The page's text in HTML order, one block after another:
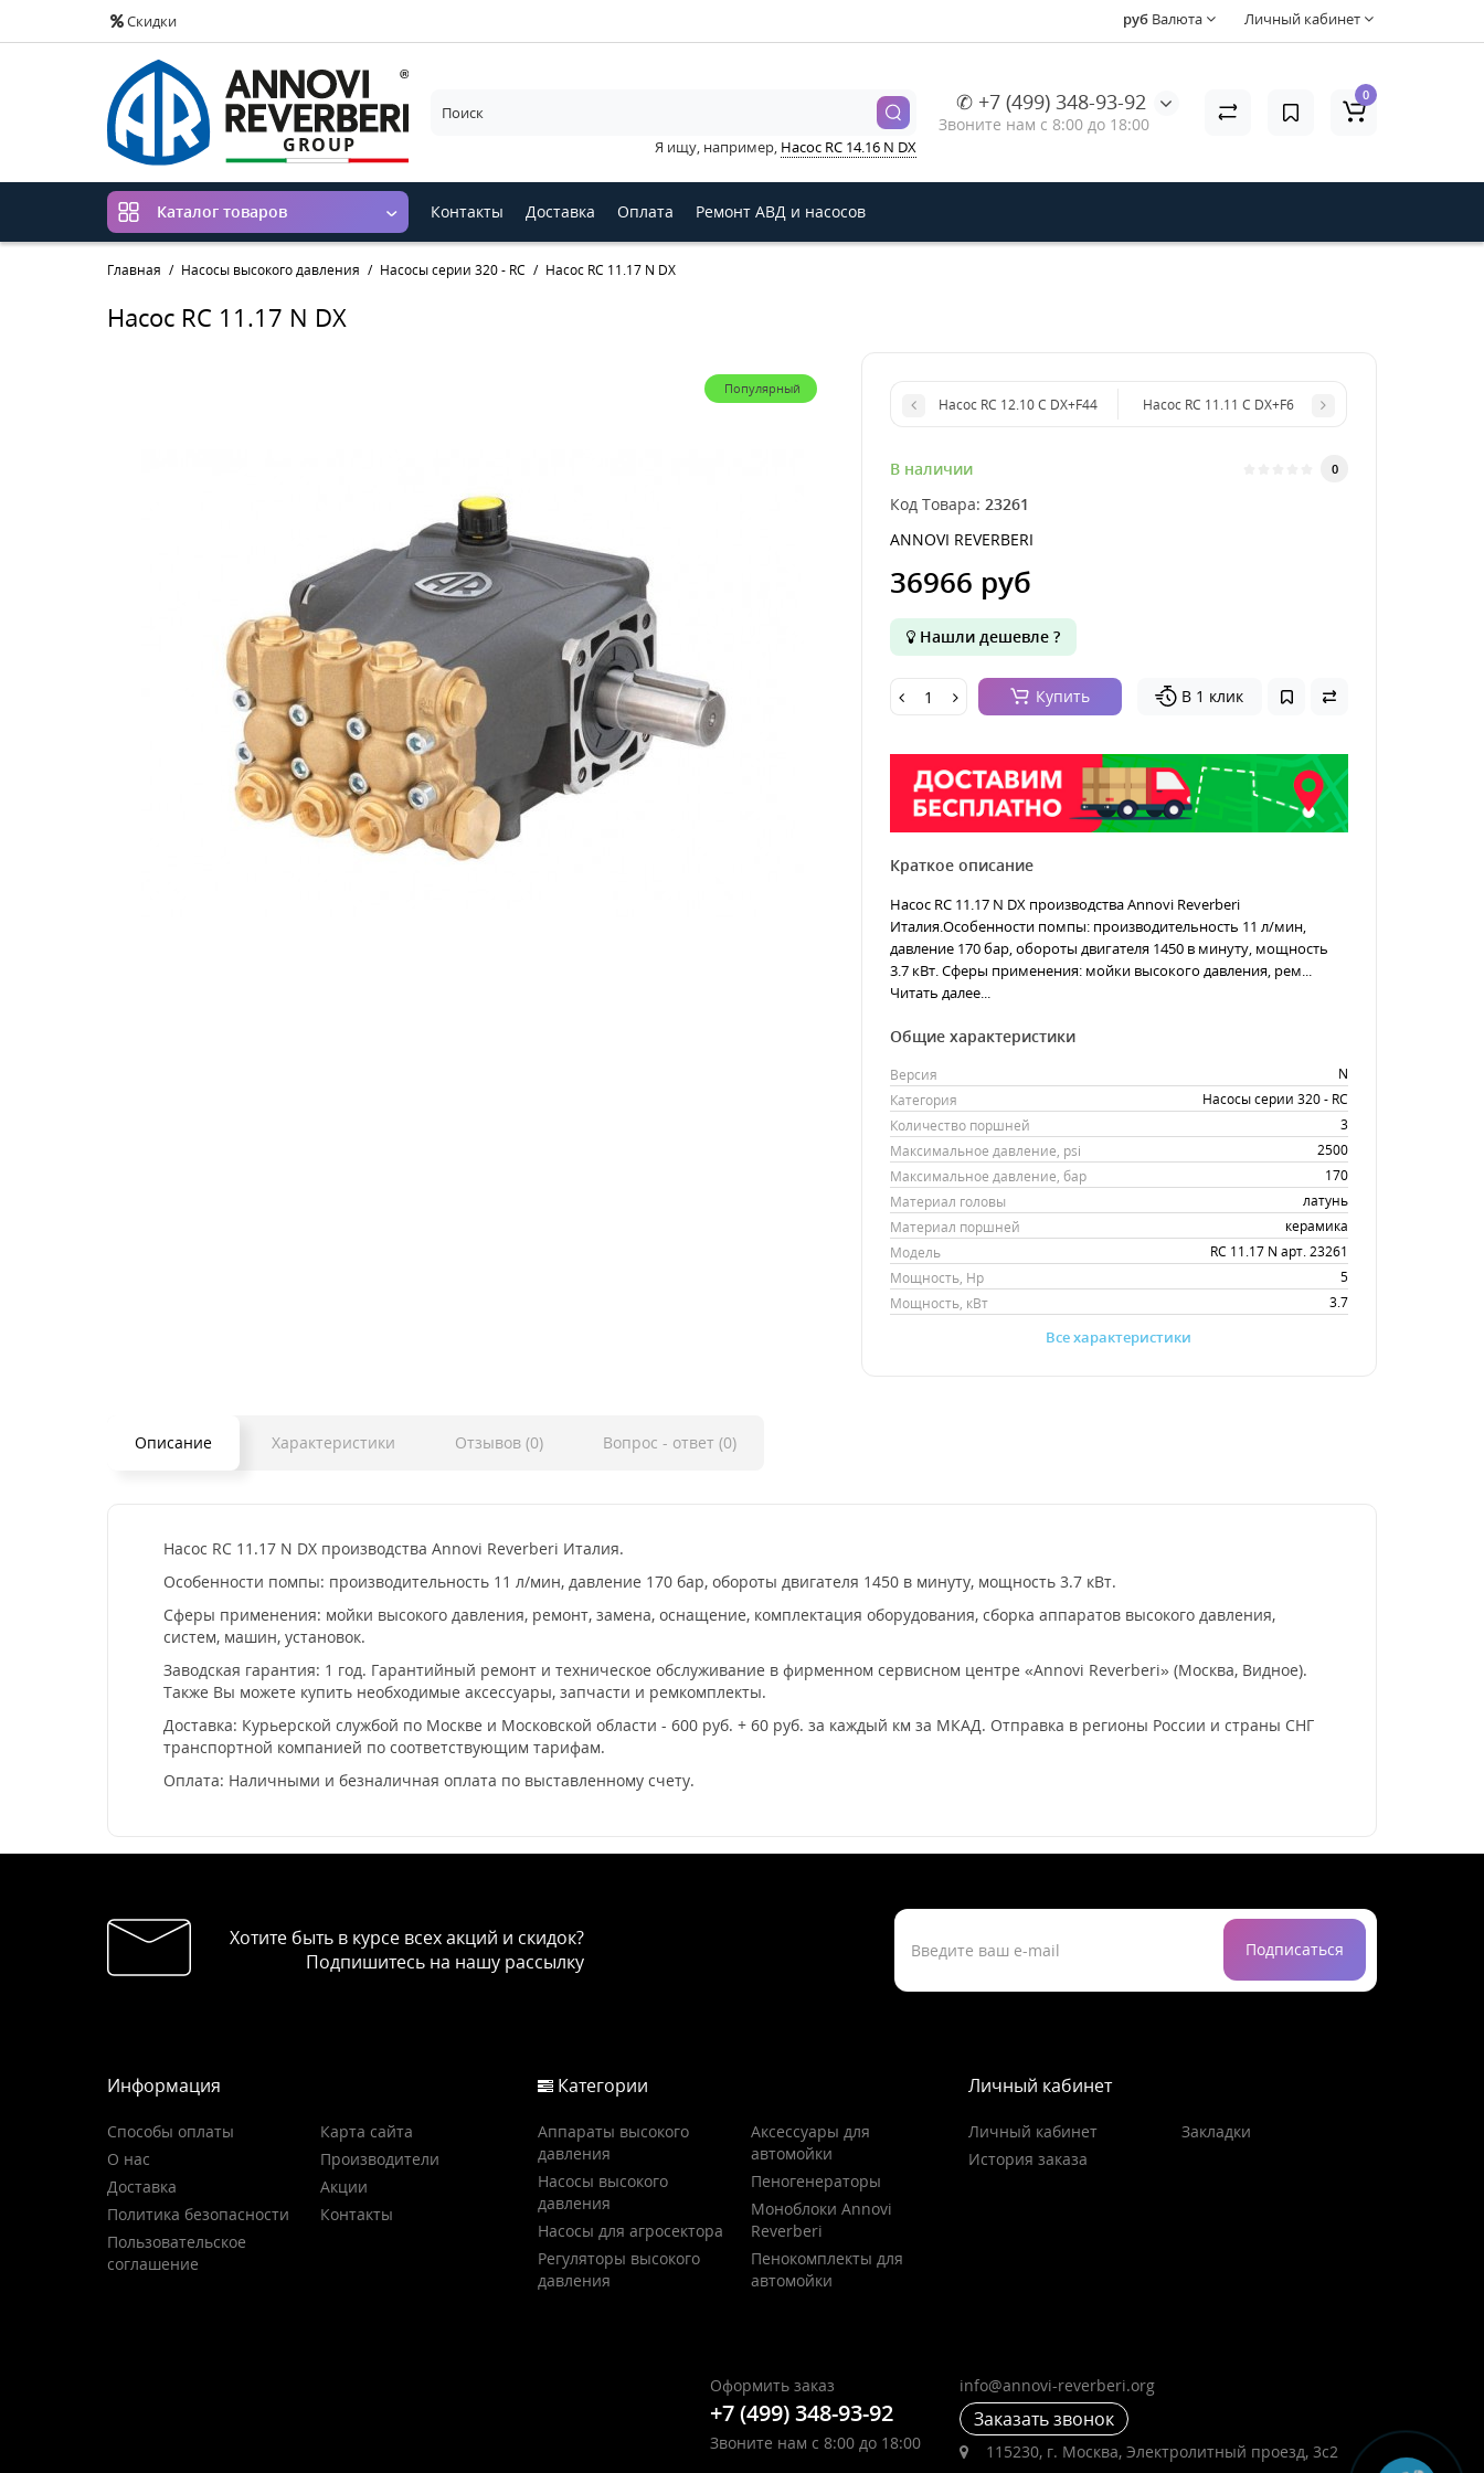
Скидки Личный кабинет
руб Валюта
✆ +7 (499) 348-93-92
Звоните нам с 8:00 до 18:00
Я ищу, например, Насос RC 14.16 N DX
0
Каталог товаров Контакты Доставка Оплата Ремонт АВД и насосов
Главная Насосы высокого давления Насосы серии 320 - RC Насос RC 11.17 N DX
Насос RC 11.17 N DX
Популярный
Насос RC 12.10 C DX+F44 Насос RC 11.11 C DX+F6
В наличии 0
Код Товара: 23261
ANNOVI REVERBERI
36966 руб
Нашли дешевле ?
Купить В 1 клик
Краткое описание
Насос RC 11.17 N DX производства Annovi Reverberi
Италия.Особенности помпы: производительность 11 л/мин,
давление 170 бар, обороты двигателя 1450 в минуту, мощность
3.7 кВт. Сферы применения: мойки высокого давления, рем...
Читать далее...
Общие характеристики
Версия
N
Категория
Насосы серии 320 - RC
Количество поршней
3
Максимальное давление, psi
2500
Максимальное давление, бар
170
Материал головы
латунь
Материал поршней
керамика
Модель
RC 11.17 N арт. 23261
Мощность, Hp
5
Мощность, кВт
3.7
Все характеристики
Описание Характеристики Отзывов (0) Вопрос - ответ (0)
Насос RC 11.17 N DX производства Annovi Reverberi Италия.
Особенности помпы: производительность 11 л/мин, давление 170 бар, обороты двигателя 1450 в минуту, мощность 3.7 кВт.
Сферы применения: мойки высокого давления, ремонт, замена, оснащение, комплектация оборудования, сборка аппаратов высокого давления,
систем, машин, установок.
Заводская гарантия: 1 год. Гарантийный ремонт и техническое обслуживание в фирменном сервисном центре «Annovi Reverberi» (Москва, Видное).
Также Вы можете купить необходимые аксессуары, запчасти и ремкомплекты.
Доставка: Курьерской службой по Москве и Московской области - 600 руб. + 60 руб. за каждый км за МКАД. Отправка в регионы России и страны СНГ
транспортной компанией по соответствующим тарифам.
Оплата: Наличными и безналичная оплата по выставленному счету.
Хотите быть в курсе всех акций и скидок?
Подпишитесь на нашу рассылку
Подписаться
Информация
Способы оплаты
О нас
Доставка
Политика безопасности
Пользовательское
соглашение
Карта сайта
Производители
Акции
Контакты
Категории
Аппараты высокого
давления
Насосы высокого
давления
Насосы для агросектора
Регуляторы высокого
давления
Аксессуары для
автомойки
Пеногенераторы
Моноблоки Annovi
Reverberi
Пенокомплекты для
автомойки
Личный кабинет
Личный кабинет
История заказа
Закладки
Оформить заказ
+7 (499) 348-93-92
Звоните нам с 8:00 до 18:00
info@annovi-reverberi.org
Заказать звонок
115230, г. Москва, Электролитный проезд, 3с2